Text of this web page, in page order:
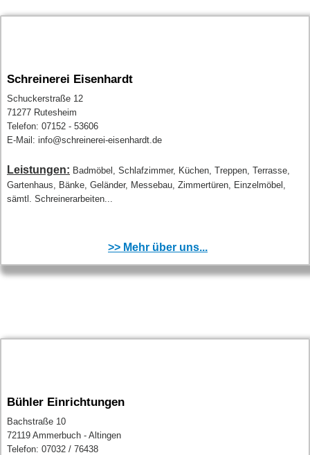
Schreinerei Eisenhardt
Schuckerstraße 12
71277 Rutesheim
Telefon: 07152 - 53606
E-Mail: info@schreinerei-eisenhardt.de
Leistungen: Badmöbel, Schlafzimmer, Küchen, Treppen, Terrasse,
Gartenhaus, Bänke, Geländer, Messebau, Zimmertüren, Einzelmöbel,
sämtl. Schreinerarbeiten...
>> Mehr über uns...
Bühler Einrichtungen
Bachstraße 10
72119 Ammerbuch - Altingen
Telefon: 07032 / 76438